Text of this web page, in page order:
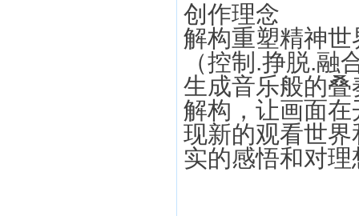
创作理念
解构重塑精神
（控制.挣脱.
生成音乐般的
解构，让画面
现新的观看世
实的感悟和对